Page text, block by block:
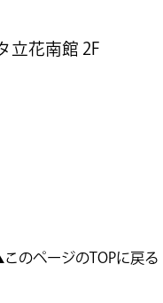
立花南館 2F
のページのTOPに戻る